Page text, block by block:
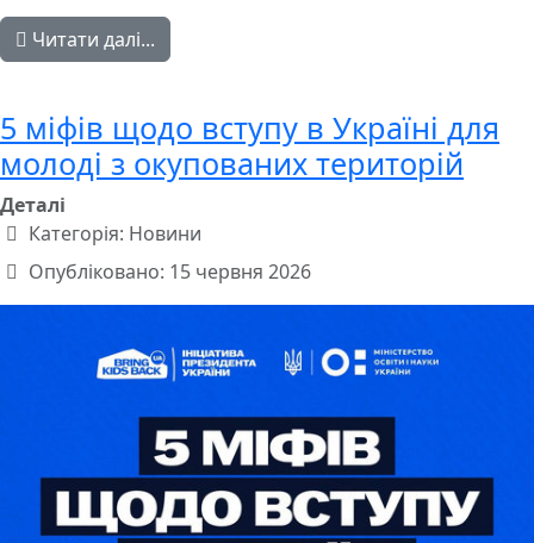
Читати далі...
5 міфів щодо вступу в Україні для
молоді з окупованих територій
Деталі
Категорія: Новини
Опубліковано: 15 червня 2026